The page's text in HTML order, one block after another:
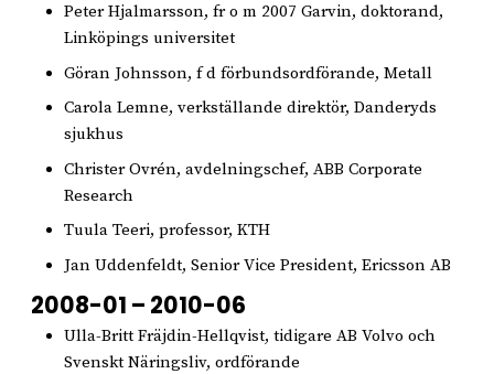
Peter Hjalmarsson, fr o m 2007 Garvin, doktorand,
Linköpings universitet
Göran Johnsson, f d förbundsordförande, Metall
Carola Lemne, verkställande direktör, Danderyds
sjukhus
Christer Ovrén, avdelningschef, ABB Corporate
Research
Tuula Teeri, professor, KTH
Jan Uddenfeldt, Senior Vice President, Ericsson AB
2008-01 – 2010-06
Ulla-Britt Fräjdin-Hellqvist, tidigare AB Volvo och
Svenskt Näringsliv, ordförande